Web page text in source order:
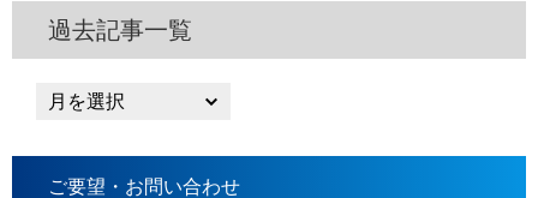
過去記事一覧
ご要望・お問い合わせ